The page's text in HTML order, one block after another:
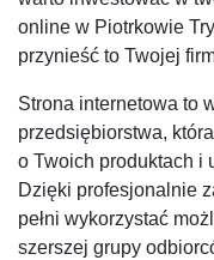
online w Piotrkowie
przynieść to Twojej
Strona internetowa to
przedsiębiorstwa,
o Twoich produktach i
Dzięki profesjonalnie
pełni wykorzystać
szerszej grupy